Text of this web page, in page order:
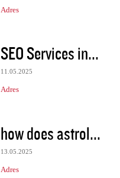
Adres
SEO Services in...
11.05.2025
Adres
how does astrol...
13.05.2025
Adres